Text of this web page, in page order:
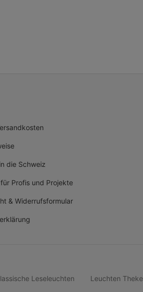
die Schweiz
Profis und Projekte
& Widerrufsformular
Leseleuchten Leuchten Theke